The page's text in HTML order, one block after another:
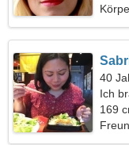
40
Ich
169